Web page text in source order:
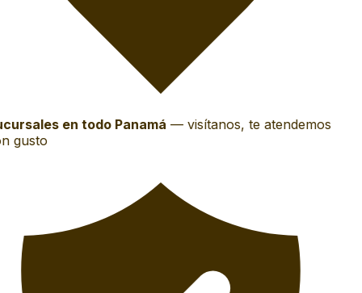
en todo Panamá— visítanos, te atendemos
gusto